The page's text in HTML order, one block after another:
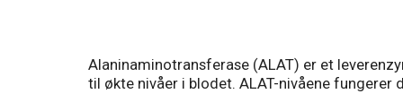
Alaninaminotransferase (ALAT) er et
til økte nivåer i blodet. ALAT-nivåene